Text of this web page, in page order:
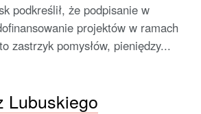
podkreślił, że podpisanie w
projektów w ramach
zastrzyk pomysłów, pieniędzy...
Lubuskiego